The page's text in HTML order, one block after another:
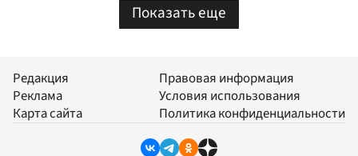
Показать еще
Редакция
Реклама
Карта сайта
Правовая информация
Условия использования
Политика конфиденциальности